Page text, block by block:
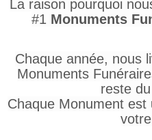
La raison pourquoi
#1 Monuments
Chaque année, nous
Monuments
reste
Chaque Monument